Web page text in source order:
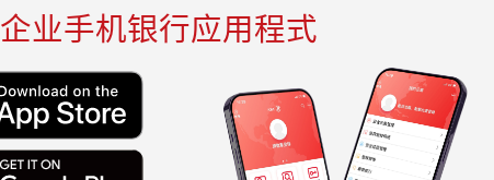
企业手机银行应用程式